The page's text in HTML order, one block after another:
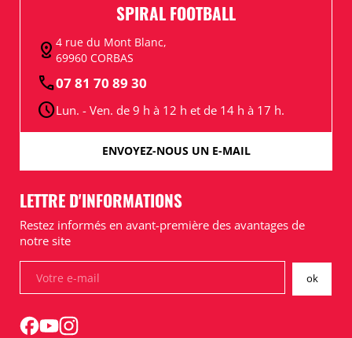
SPIRAL FOOTBALL
distance 4 rue du Mont Blanc,
69960 CORBAS
call07 81 70 89 30
scheduleLun. - Ven. de 9 h à 12 h et de 14 h à 17 h.
ENVOYEZ-NOUS UN E-MAIL
LETTRE D'INFORMATIONS
Restez informés en avant-première des avantages de
notre site